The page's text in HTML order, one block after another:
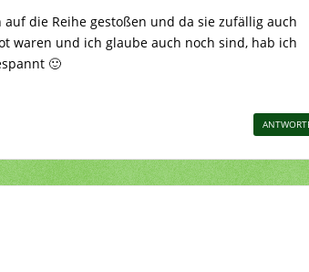
die Reihe gestoßen und da sie zufällig auch
waren und ich glaube auch noch sind, hab ich
🙂